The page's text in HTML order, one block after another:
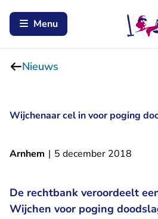
Menu
Nieuws
Wijchenaar cel in voor poging
Arnhem | 5 december 2018
De rechtbank veroordeelt
Wijchen voor poging